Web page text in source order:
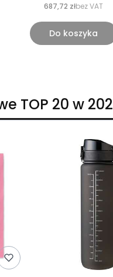
687,72 złbez VAT
Do koszyka
TOP 20 w